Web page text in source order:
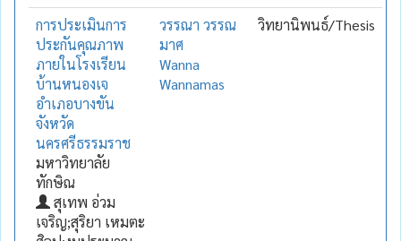
การประเมินการ
ประกันคุณภาพ
ภายในโรงเรียน
บ้านหนองเจ
อำเภอบางขัน
จังหวัด
นครศรีธรรมราช
มหาวิทยาลัย
ทักษิณ
สุเทพ อ่วม
เจริญ;สุริยา เหมตะ
วรรณา วรรณ
มาศ
Wanna
Wannamas
วิทยานิพนธ์/Thesis